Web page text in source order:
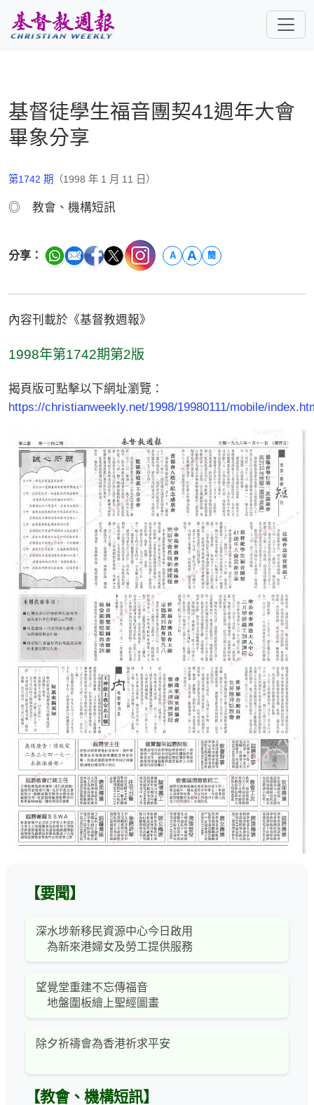
基督徒學生福音團契41週年大會
畢象分享
第1742 期 （1998 年 1 月 11 日）
◎ 教會、機構短訊
分享： A A 簡
內容刊載於《基督教週報》
1998年第1742期第2版
揭頁版可點擊以下網址瀏覽：
https://christianweekly.net/1998/19980111/mobile/
【要聞】
深水埗新移民資源中心今日啟用
為新來港婦女及勞工提供服務
望覺堂重建不忘傳福音
地盤圍板繪上聖經圖畫
除夕祈禱會為香港祈求平安
【教會、機構短訊】